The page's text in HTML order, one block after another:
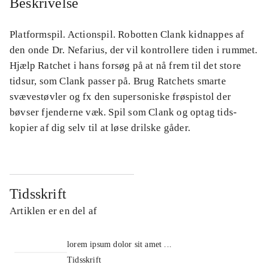
Platformspil. Actionspil. Robotten Clank kidnappes af
den onde Dr. Nefarius, der vil kontrollere tiden i rummet.
Hjælp Ratchet i hans forsøg på at nå frem til det store
tidsur, som Clank passer på. Brug Ratchets smarte
svævestøvler og fx den supersoniske frøspistol der
bøvser fjenderne væk. Spil som Clank og optag tids-
kopier af dig selv til at løse drilske gåder.
Tidsskrift
Artiklen er en del af
lorem ipsum dolor sit amet ...
Tidsskrift